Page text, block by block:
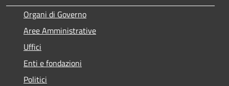
Organi di Governo
Aree Amministrative
Uffici
Enti e fondazioni
Politici